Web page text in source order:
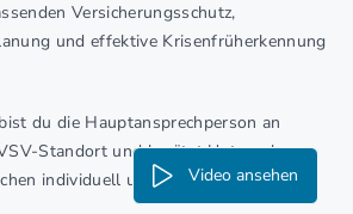
Versicherungsschutz,
und effektive Krisenfrüherkennung
du die Hauptansprechperson an
Standort und berätst Unternehmen
individuell und kompetent.
Video ansehen